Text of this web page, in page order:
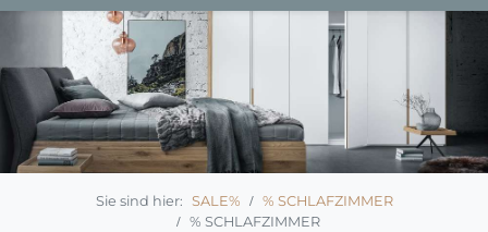
SALE%
% SCHLAFZIMMER
% SCHLAFZIMMER